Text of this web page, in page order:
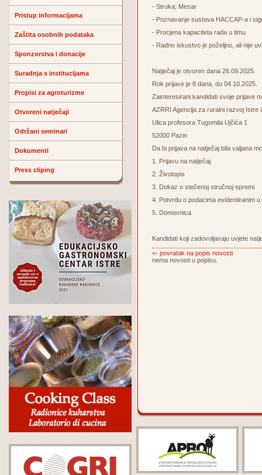
Pristup informacijama
Zaštita osobnih podataka
Sponzorstva i donacije
Suradnja s institucijama
Propisi za agroturizme
Otvoreni natječaji
Održani seminari
Dokumenti
Press cliping
- Struka; Mesar
- Poznavanje sustava HACCAP-a i
- Procjena kapaciteta rada u timu
- Radno iskustvo je poželjno, ali nije
Natječaj je otvoren dana 26.09.2025.
Rok prijave je 8 dana, do 04.10.2025.
Zainteresirani kandidati svoje prijave
AZRRI Agencija za ruralni razvoj Istre
Ulica profesora Tugomila Ujčića 1
52000 Pazin
Da bi prijava na natječaj bila valjana
1. Prijavu na natječaj
2. Životopis
3. Dokaz o stečenoj stručnoj spremi
4. Potvrdu o podacima evidentiranim
5. Domovnica
Kandidati koji zadovoljavaju uvjete
<- povratak na popis novosti
nema novosti u popisu.